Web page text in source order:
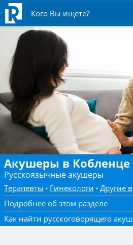
Кого Вы ищете?
Акушеры в Кобленце
Русскоязычные акушеры
Терапевты Гинекологи
Другие
Подробнее об этом разделе
Как найти русскоговорящего